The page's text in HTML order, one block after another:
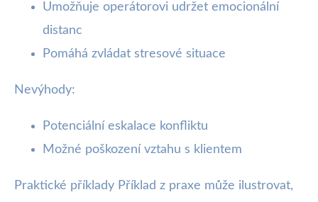
Umožňuje operátorovi udržet emocionální
distanc
Pomáhá zvládat stresové situace
Nevýhody:
Potenciální eskalace konfliktu
Možné poškození vztahu s klientem
Praktické příklady Příklad z praxe může ilustrovat,